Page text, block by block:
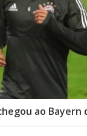
ao Bayern